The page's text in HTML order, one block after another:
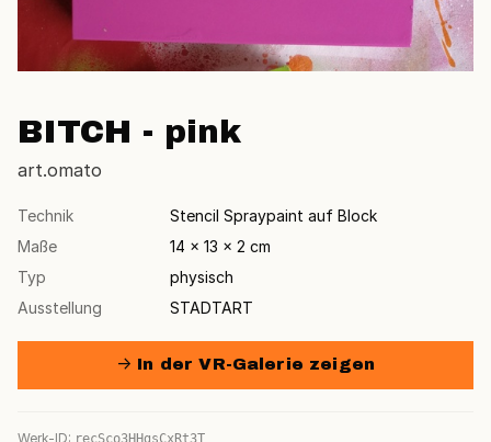
BITCH - pink
art.omato
Technik
Stencil Spraypaint auf Block
Maße
14 × 13 × 2 cm
Typ
physisch
Ausstellung
STADTART
→ In der VR-Galerie zeigen
Werk-ID: recSco3HHgsCxRt3T